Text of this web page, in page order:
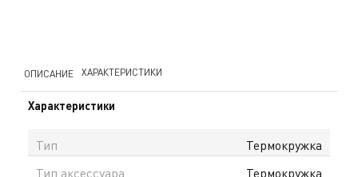
ОПИСАНИЕ ХАРАКТЕРИСТИКИ
Характеристики
Тип
Термокружка
Тип аксессуара
Термокружка